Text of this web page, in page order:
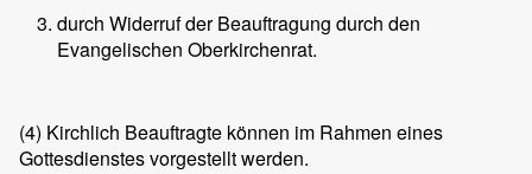
durch Widerruf der Beauftragung durch den
Evangelischen Oberkirchenrat.
(4) Kirchlich Beauftragte können im Rahmen eines
Gottesdienstes vorgestellt werden.